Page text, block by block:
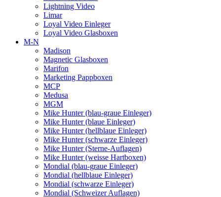
Lightning Video
Limar
Loyal Video Einleger
Loyal Video Glasboxen
M-N
Madison
Magnetic Glasboxen
Marifon
Marketing Pappboxen
MCP
Medusa
MGM
Mike Hunter (blau-graue Einleger)
Mike Hunter (blaue Einleger)
Mike Hunter (hellblaue Einleger)
Mike Hunter (schwarze Einleger)
Mike Hunter (Sterne-Auflagen)
Mike Hunter (weisse Hartboxen)
Mondial (blau-graue Einleger)
Mondial (hellblaue Einleger)
Mondial (schwarze Einleger)
Mondial (Schweizer Auflagen)